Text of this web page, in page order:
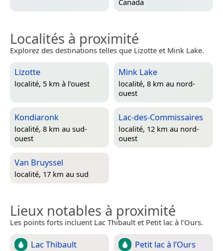
Localités à proximité
Explorez des destinations telles que Lizotte et Mink Lake.
Lizotte
localité, 5 km à l’ouest
Mink Lake
localité, 8 km au nord-
ouest
Kondiaronk
localité, 8 km au sud-
ouest
Lac-des-Commissaires
localité, 12 km au nord-
ouest
Van Bruyssel
localité, 17 km au sud
Lieux notables à proximité
Les points forts incluent Lac Thibault et Petit lac à l’Ours.
Lac Thibault Petit lac à l’Ours